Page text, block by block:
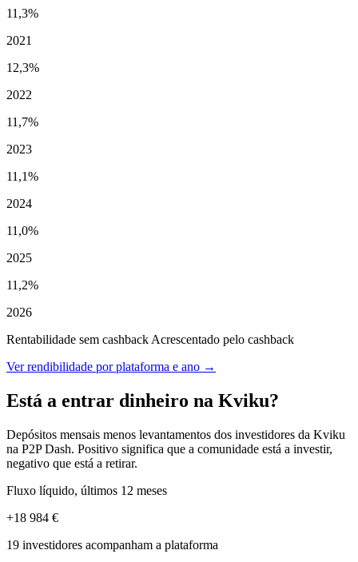
11,3%
2021
12,3%
2022
11,7%
2023
11,1%
2024
11,0%
2025
11,2%
2026
Rentabilidade sem cashbackAcrescentado pelo cashback
Ver rendibilidade por plataforma e ano →
Está a entrar dinheiro na Kviku?
Depósitos mensais menos levantamentos dos investidores da Kviku
na P2P Dash. Positivo significa que a comunidade está a investir,
negativo que está a retirar.
Fluxo líquido, últimos 12 meses
+18 984 €
19 investidores acompanham a plataforma